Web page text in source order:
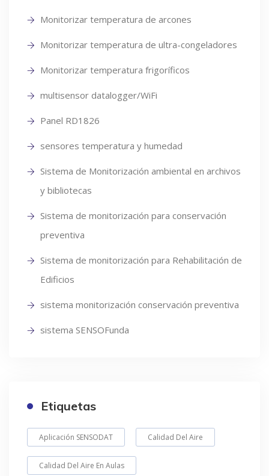
Monitorizar temperatura de arcones
Monitorizar temperatura de ultra-congeladores
Monitorizar temperatura frigoríficos
multisensor datalogger/WiFi
Panel RD1826
sensores temperatura y humedad
Sistema de Monitorización ambiental en archivos
y bibliotecas
Sistema de monitorización para conservación
preventiva
Sistema de monitorización para Rehabilitación de
Edificios
sistema monitorización conservación preventiva
sistema SENSOFunda
Etiquetas
Aplicación SENSODAT Calidad Del Aire
Calidad Del Aire En Aulas